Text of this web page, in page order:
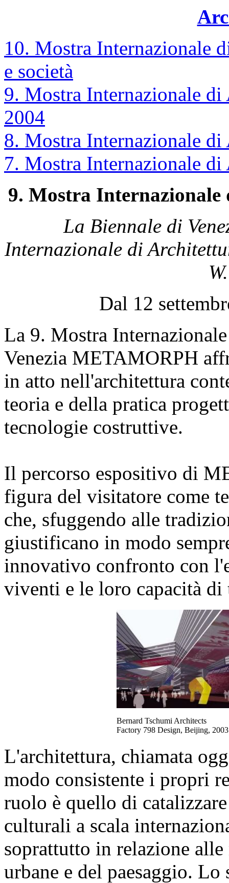
10. Mostra Internazionale
e società
9. Mostra Internazionale
2004
8. Mostra Internazionale
7. Mostra Internazionale
9. Mostra
La Biennale di
Internazionale di
Dal 12
La 9. Mostra
Venezia METAMORPH
in atto nell'architettura
teoria e della pratica
tecnologie costruttive.
Il percorso espositivo di
figura del visitatore come
che, sfuggendo alle
giustificano in modo
innovativo confronto con
viventi e le loro capacità di
Bernard Tschumi Architects
Factory 798 Design, Beijing, 2003
L'architettura, chiamata
modo consistente i propri
ruolo è quello di
culturali a scala
soprattutto in relazione
urbane e del paesaggio.